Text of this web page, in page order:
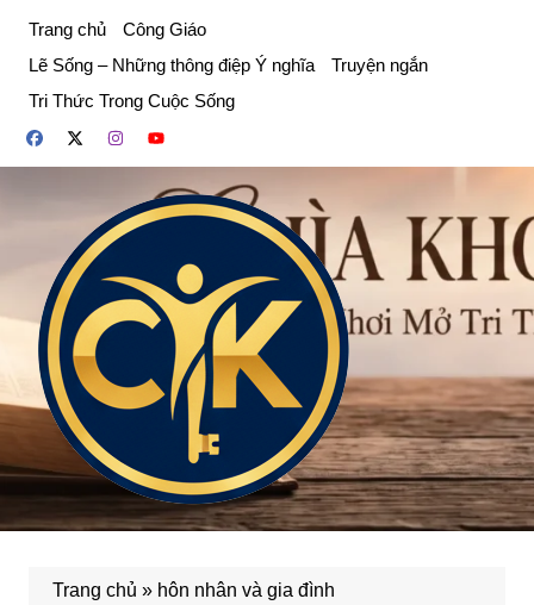
phần
dung
Trang chủ
Công Giáo
Lẽ Sống – Những thông điệp Ý nghĩa
Truyện ngắn
Tri Thức Trong Cuộc Sống
Trang chủ » hôn nhân và gia đình